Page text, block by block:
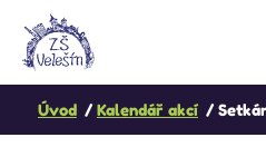
Úvod Kalendář akcí